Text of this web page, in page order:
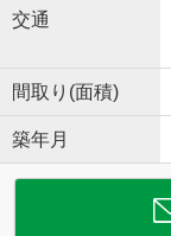
交通
間取り(面積)
築年月